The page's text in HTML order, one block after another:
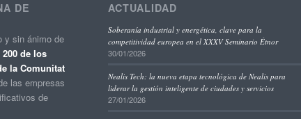
DE
y sin ánimo de
de los
la Comunitat
las empresas
de
ACTUALIDAD
Soberanía industrial y energética, clave para la
competitividad europea en el XXXV Seminario Étnor
30/01/2026
Nealis Tech: la nueva etapa tecnológica de Nealis para
liderar la gestión inteligente de ciudades y servicios
27/01/2026